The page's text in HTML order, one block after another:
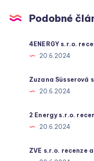
Podobné
4ENERGY s.r.o.
20.6.2024
Zuzana Süsserová
20.6.2024
2 Energy s.r.o.
20.6.2024
ZVE s.r.o. recenze